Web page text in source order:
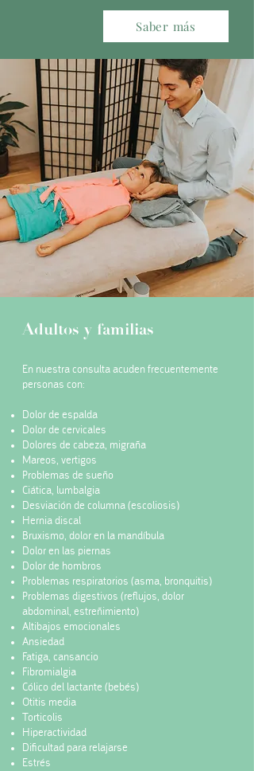
Saber más
Adultos y familias
En nuestra consulta acuden frecuentemente
personas con:
Dolor de espalda
Dolor de cervicales
Dolores de cabeza, migraña
Mareos, vertigos
Problemas de sueño
Ciática, lumbalgia
Desviación de columna (escoliosis)
Hernia discal
Bruxismo, dolor en la mandíbula
Dolor en las piernas
Dolor de hombros
Problemas respiratorios (asma, bronquitis)
Problemas digestivos (reflujos, dolor
abdominal, estreñimiento)
Altibajos emocionales
Ansiedad
Fatiga, cansancio
Fibromialgia
Cólico del lactante (bebés)
Otitis media
Torticolis
Hiperactividad
Dificultad para relajarse
Estrés